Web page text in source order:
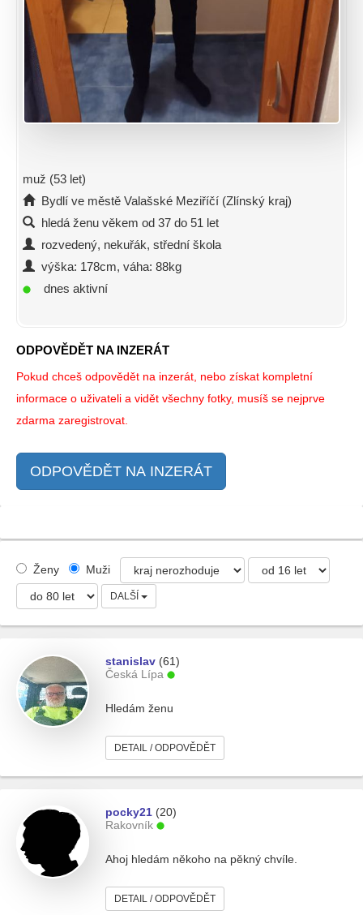
muž (53 let)
Bydlí ve městě Valašské Meziříčí (Zlínský kraj)
hledá ženu věkem od 37 do 51 let
rozvedený, nekuřák, střední škola
výška: 178cm, váha: 88kg
dnes aktivní
ODPOVĚDĚT NA INZERÁT
Pokud chceš odpovědět na inzerát, nebo získat kompletní
informace o uživateli a vidět všechny fotky, musíš se nejprve
zdarma zaregistrovat.
ODPOVĚDĚT NA INZERÁT
Ženy Muži
DALŠÍ
stanislav (61)
Česká Lípa
Hledám ženu
DETAIL / ODPOVĚDĚT
pocky21 (20)
Rakovník
Ahoj hledám někoho na pěkný chvíle.
DETAIL / ODPOVĚDĚT